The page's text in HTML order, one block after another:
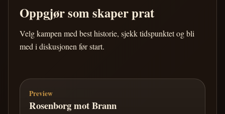
Oppgjør som skaper prat
Velg kampen med best historie, sjekk tidspunktet og bli
med i diskusjonen før start.
Preview
Rosenborg mot Brann